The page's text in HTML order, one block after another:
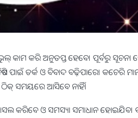
କାମ କରି ଅନୁତପ୍ତ ହେବେ। ପୂର୍ବରୁ ସୂଚନା
ପାଇଁ ତର୍କ ଓ ବିବାଦ ବଢ଼ିପାରେ। କଚେରି
ଠିକ୍‌ ସମୟରେ ଆସିବେ ନାହିଁ।
କରିବେ ଓ ସମସ୍ୟା ସମାଧାନ